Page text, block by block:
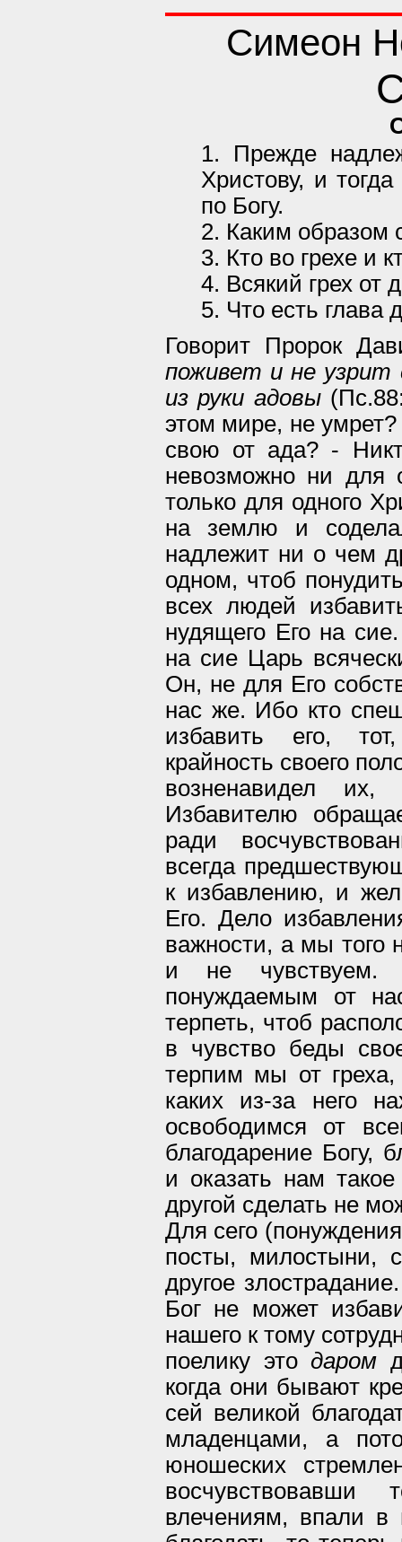
Симеон
1. Прежде
Христову, и
по Богу.
2. Каким образом
3. Кто во грехе и
4. Всякий грех от
5. Что есть глава
Говорит Пророк
поживет и не
из руки адовы
этом мире, не
свою от ада? -
невозможно ни для
только для одного
на землю и
надлежит ни о чем
одном, чтоб
всех людей
нудящего Его на
на сие Царь
Он, не для Его
нас же. Ибо кто
избавить его,
крайность своего
возненавидел
Избавителю
ради
всегда
к избавлению, и
Его. Дело
важности, а мы
и не
понуждаемым от
терпеть, чтоб
в чувство беды
терпим мы от
каких из-за него
освободимся от
благодарение Богу,
и оказать нам такое
другой сделать не
Для сего
посты, милостыни,
другое
Бог не может
нашего к тому
поелику этодаром
когда они бывают
сей великой
младенцами, а
юношеских
восчувствовавши
влечениям, впали в